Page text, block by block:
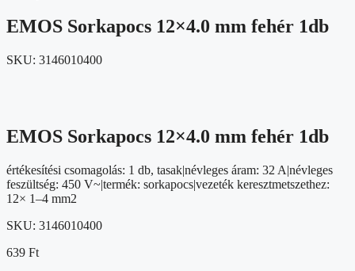
EMOS Sorkapocs 12×4.0 mm fehér 1db
SKU: 3146010400
EMOS Sorkapocs 12×4.0 mm fehér 1db
értékesítési csomagolás: 1 db, tasak|névleges áram: 32 A|névleges
feszültség: 450 V~|termék: sorkapocs|vezeték keresztmetszethez:
12× 1–4 mm2
SKU: 3146010400
639 Ft